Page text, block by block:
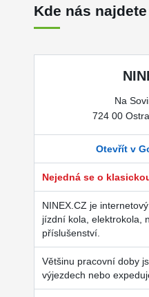
Kde nás najdete
Na
724 00
Otevřít v
Nejedná se o
NINEX.CZ je
jízdní kola, elektrokola,
příslušenství.
Většinu pracovní doby
výjezdech nebo